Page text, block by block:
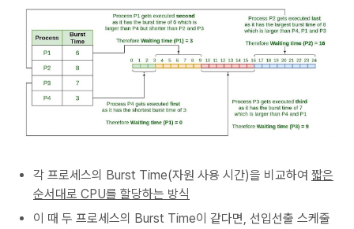
각 프로세스의 Burst Time(자원 사용 시간)을 비교하여 짧은
순서대로 CPU를 할당하는 방식
이 때 두 프로세스의 Burst Time이 같다면, 선입선출 스케줄